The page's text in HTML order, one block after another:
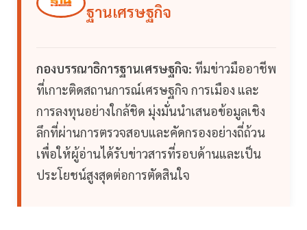
ฐานเศรษฐกิจ
กองบรรณาธิการฐานเศรษฐกิจ: ทีมข่าวมืออาชีพ
ที่เกาะติดสถานการณ์เศรษฐกิจ การเมือง และ
การลงทุนอย่างใกล้ชิด มุ่งมั่นนำเสนอข้อมูลเชิง
ลึกที่ผ่านการตรวจสอบและคัดกรองอย่างถี่ถ้วน
เพื่อให้ผู้อ่านได้รับข่าวสารที่รอบด้านและเป็น
ประโยชน์สูงสุดต่อการตัดสินใจ